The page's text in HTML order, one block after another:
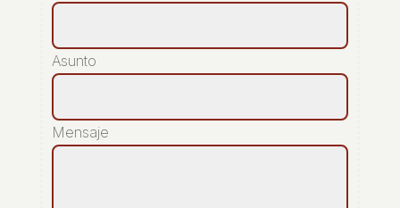
Asunto
Mensaje